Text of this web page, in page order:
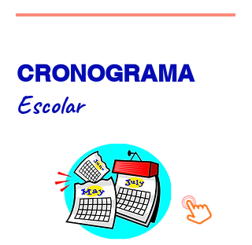
CRONOGRAMA
Escolar